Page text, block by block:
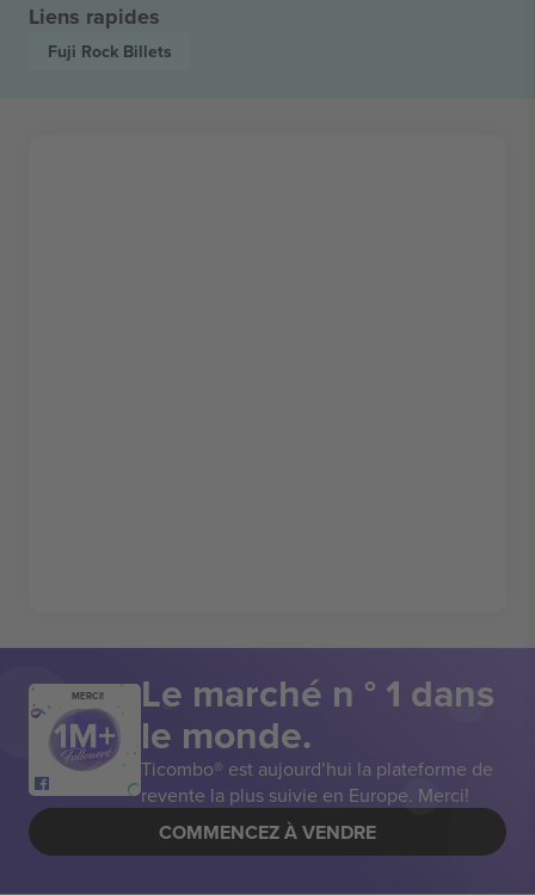
Liens rapides
Fuji Rock Billets
MERCI! Le marché n ° 1 dans
le monde.
Ticombo® est aujourd’hui la plateforme de
revente la plus suivie en Europe. Merci!
COMMENCEZ À VENDRE